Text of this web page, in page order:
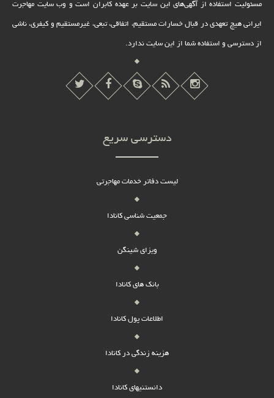
مسئولیت استفاده از آگهی‌های این سایت بر عهده کابران است و وب سایت مهاجرت
ایرانی هیچ تعهدى در قبال خسارات مستقیم، اتفاقى، تبعى، غیرمستقیم و کیفرى، ناشى
از دسترسى و استفاده شما از این سایت ندارد.
دسترسی سریع
لیست دفاتر خدمات مهاجرتی
جمعیت شناسی کانادا
ویزای شینگن
بانک های کانادا
اطلاعات پول کانادا
هزینه زندگی در کانادا
دانستنیهای کانادا